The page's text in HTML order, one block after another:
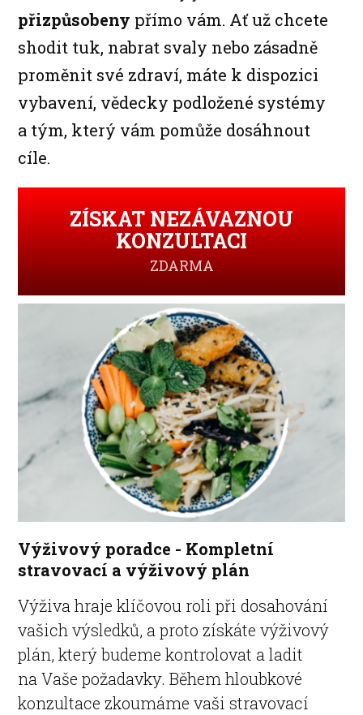
přizpůsobeny přímo vám. Ať už chcete
shodit tuk, nabrat svaly nebo zásadně
proměnit své zdraví, máte k dispozici
vybavení, vědecky podložené systémy
a tým, který vám pomůže dosáhnout
cíle.
ZÍSKAT NEZÁVAZNOU
KONZULTACI
ZDARMA
Výživový poradce - Kompletní
stravovací a výživový plán
Výživa hraje klíčovou roli při dosahování
vašich výsledků, a proto získáte výživový
plán, který budeme kontrolovat a ladit
na Vaše požadavky. Během hloubkové
konzultace zkoumáme vaši stravovací